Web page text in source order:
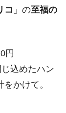
コ 」の至福の
円
込めたハン
かけて。